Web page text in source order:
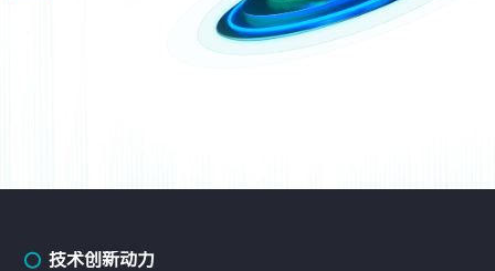
技术创新动力